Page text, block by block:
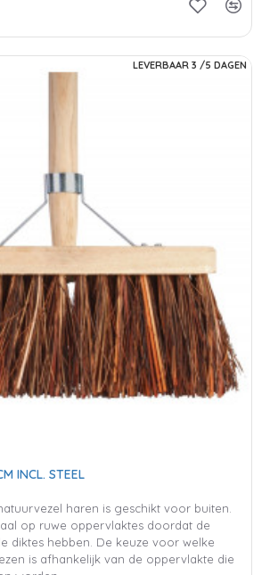
LEVERBAAR 3 /5 DAGEN
INCL. STEEL
haren is geschikt voor buiten.
op ruwe oppervlaktes doordat de
diktes hebben. De keuze voor welke
is afhankelijk van de oppervlakte die